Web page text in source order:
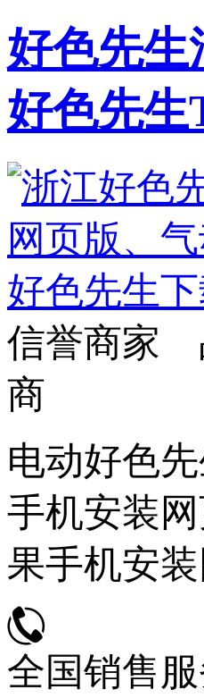
好色先生
好色先生
信誉商家
商
电动好色
手机安装
果手机安
全国销售服务